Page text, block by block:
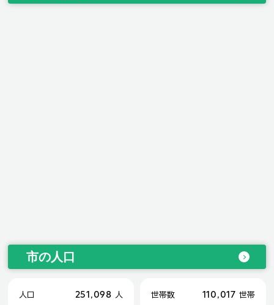
市の人口
人口 251,098 人 世帯数 110,017 世帯